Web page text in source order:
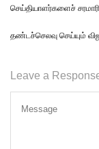
செய்தியாளர்களைச்
தண்டச்செலவு செய்யும்
Leave a